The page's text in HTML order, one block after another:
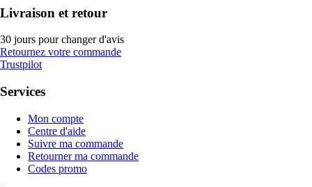
Livraison et retour
30 jours pour changer d'avis
Retournez votre commande
Trustpilot
Services
Mon compte
Centre d'aide
Suivre ma commande
Retourner ma commande
Codes promo